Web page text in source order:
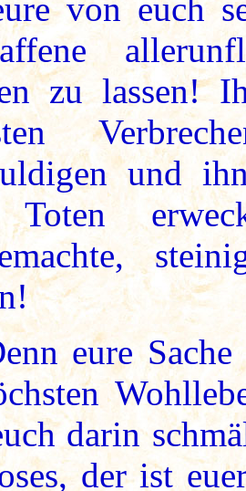
von euch
zu lassen!
und
Toten
eure
darin
der ist